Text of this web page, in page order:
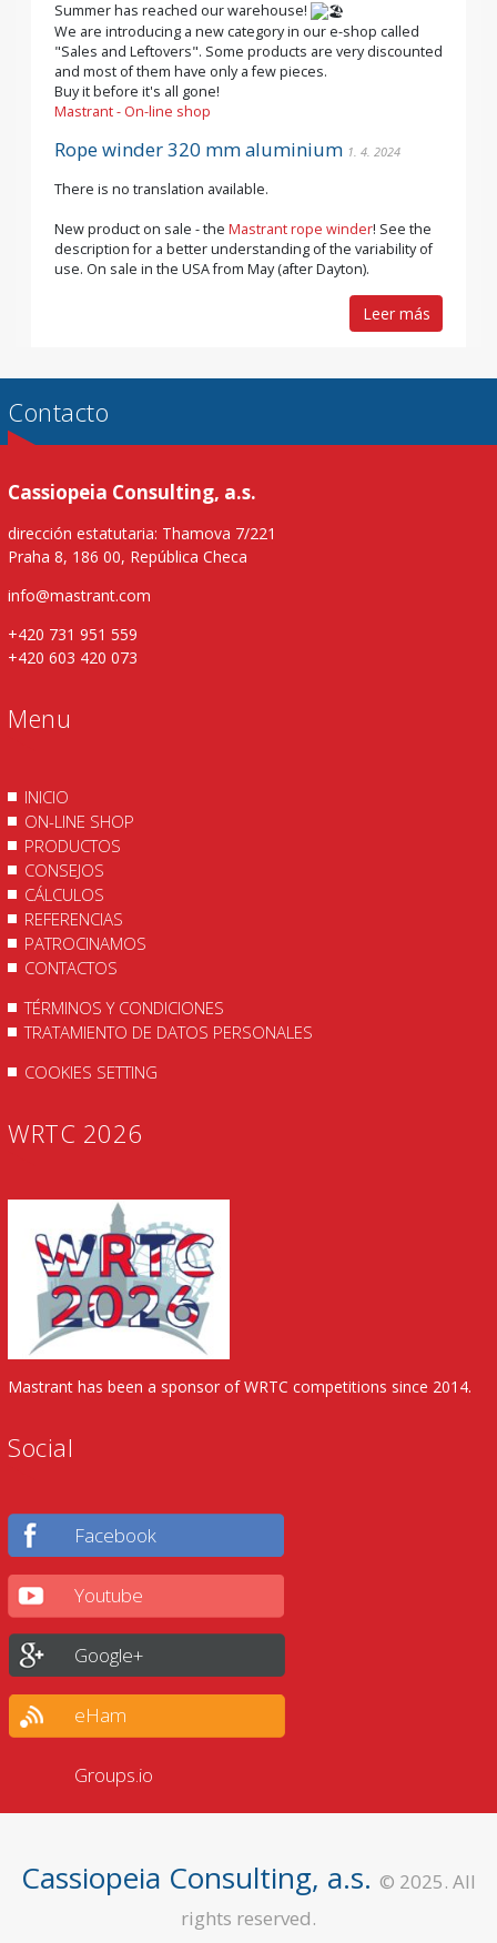
Summer has reached our warehouse!
We are introducing a new category in our e-shop called
"Sales and Leftovers". Some products are very discounted
and most of them have only a few pieces.
Buy it before it's all gone!
Mastrant - On-line shop
Rope winder 320 mm aluminium 1. 4. 2024
There is no translation available.
New product on sale - the Mastrant rope winder! See the
description for a better understanding of the variability of
use. On sale in the USA from May (after Dayton).
Leer más
Contacto
Cassiopeia Consulting, a.s.
dirección estatutaria: Thamova 7/221
Praha 8, 186 00, República Checa
info@mastrant.com
+420 731 951 559
+420 603 420 073
Menu
INICIO
ON-LINE SHOP
PRODUCTOS
CONSEJOS
CÁLCULOS
REFERENCIAS
PATROCINAMOS
CONTACTOS
TÉRMINOS Y CONDICIONES
TRATAMIENTO DE DATOS PERSONALES
COOKIES SETTING
WRTC 2026
Mastrant has been a sponsor of WRTC competitions since 2014.
Social
Facebook
Youtube
Google+
eHam
Groups.io
Cassiopeia Consulting, a.s. © 2025. All
rights reserved.